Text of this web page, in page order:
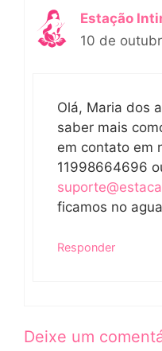
Estação
10 de
Olá, Maria dos
saber mais
em contato em
11998664696
ficamos no
Responder
Deixe um